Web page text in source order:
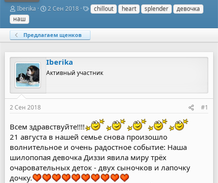
А
в
т
о
р
е
м
Iberika
Д
а
н
ч
а
л
а
2 Сен 2018
Т
е
и
chillout heart splender
девочка
наш
Предлагаем щенков
Iberika
Активный участник
2 Сен 2018 #1
Всем здравствуйте!!!!
21 августа в нашей семье снова произошло
волнительное и очень радостное событие: Наша
шилопопая девочка Диззи явила миру трёх
очаровательных деток - двух сыночков и лапочку
дочку.